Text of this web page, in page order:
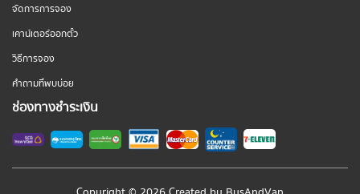
จัดการการจอง
เคาน์เตอร์ออกตั๋ว
วิธีการจอง
คำถามที่พบบ่อย
ช่องทางชำระเงิน